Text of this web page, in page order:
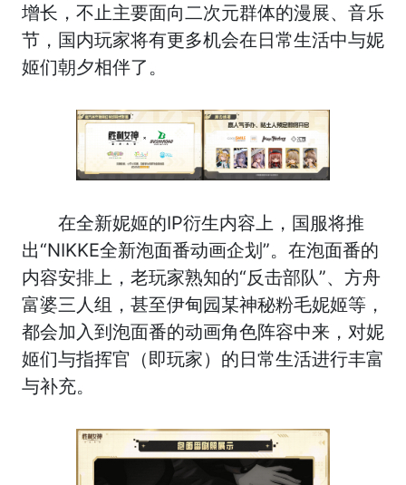
增长，不止主要面向二次元群体的漫展、音乐
节，国内玩家将有更多机会在日常生活中与妮
姬们朝夕相伴了。
在全新妮姬的IP衍生内容上，国服将推
出“NIKKE全新泡面番动画企划”。在泡面番的
内容安排上，老玩家熟知的“反击部队”、方舟
富婆三人组，甚至伊甸园某神秘粉毛妮姬等，
都会加入到泡面番的动画角色阵容中来，对妮
姬们与指挥官（即玩家）的日常生活进行丰富
与补充。